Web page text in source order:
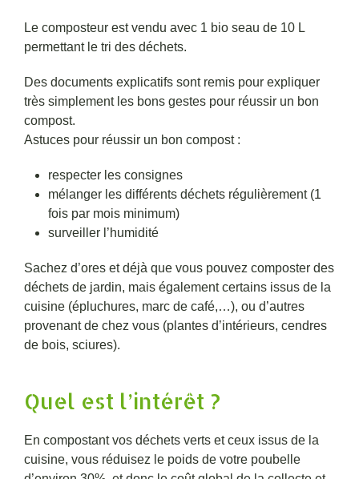
Le composteur est vendu avec 1 bio seau de 10 L
permettant le tri des déchets.
Des documents explicatifs sont remis pour expliquer
très simplement les bons gestes pour réussir un bon
compost.
Astuces pour réussir un bon compost :
respecter les consignes
mélanger les différents déchets régulièrement (1
fois par mois minimum)
surveiller l’humidité
Sachez d’ores et déjà que vous pouvez composter des
déchets de jardin, mais également certains issus de la
cuisine (épluchures, marc de café,…), ou d’autres
provenant de chez vous (plantes d’intérieurs, cendres
de bois, sciures).
Quel est l’intérêt ?
En compostant vos déchets verts et ceux issus de la
cuisine, vous réduisez le poids de votre poubelle